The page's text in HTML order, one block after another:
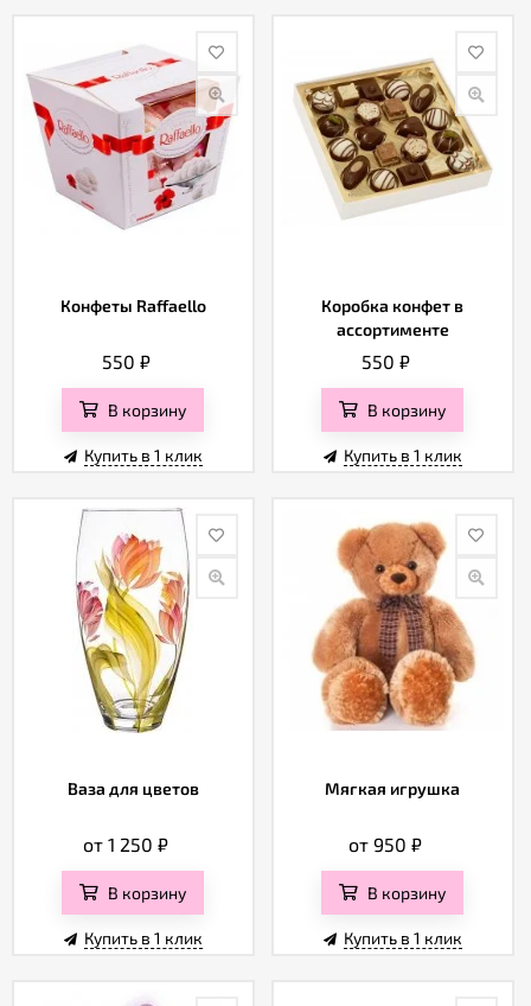
Конфеты Raffaello
550 ₽
В корзину
Купить в 1 клик
Коробка конфет в
ассортименте
550 ₽
В корзину
Купить в 1 клик
Ваза для цветов
от 1 250₽
В корзину
Купить в 1 клик
Мягкая игрушка
от 950₽
В корзину
Купить в 1 клик